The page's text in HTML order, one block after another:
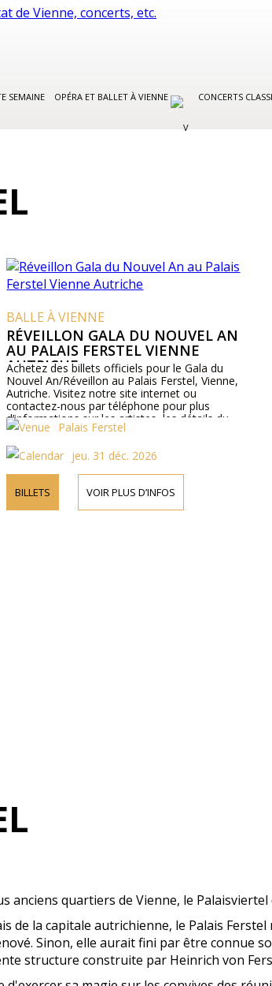
SEMAINE OPÉRA ET BALLET À VIENNE CONCERTS
BALLE À VIENNE
RÉVEILLON GALA DU NOUVEL AN
AU PALAIS FERSTEL VIENNE
AUTRICHE
Achetez des billets officiels pour le Gala du
Nouvel An/Réveillon au Palais Ferstel, Vienne,
Autriche. Visitez notre site internet ou
contactez-nous par téléphone pour plus
d’informations sur les artistes, les détails du
programme et les prix des billets.
Palais Ferstel
jeu. 31 déc. 2026
BILLETS VOIR PLUS D’INFOS
anciens quartiers de Vienne, le
de la capitale autrichienne, le Palais
Sinon, elle aurait fini par être connue
structure construite par Heinrich von